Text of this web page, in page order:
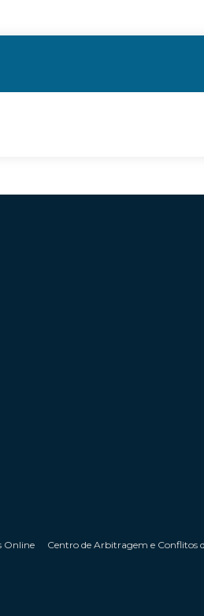
Online Centro de Arbitragem e Conflitos